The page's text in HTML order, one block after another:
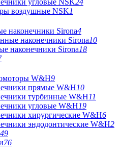
угловые NSK24
воздушные NSK1
наконечники Sirona4
наконечники Sirona10
наконечники Sirona18
W&H9
прямые W&H10
турбинные W&H11
угловые W&H19
хирургические W&H6
эндодонтические W&H2
49
76